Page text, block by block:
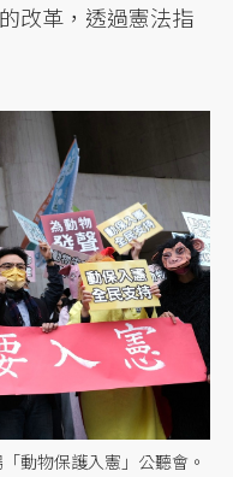
改革，透過憲法指
動物保護入憲」公聽會。